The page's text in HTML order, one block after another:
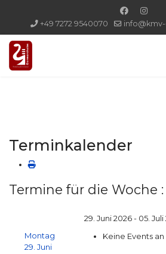
+49 7272 9540070
Terminkalender
Termine für die Woche :
29. Juni 2026 - 05. Juli
Montag
29. Juni
Keine Events